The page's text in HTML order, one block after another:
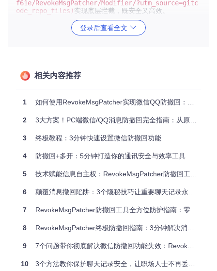
f61e/RevokeMsgPatcher/Modifier/?utm_source=gitc
ode_repo_files)实现底层拦截，既安全又高效。
管理员权限：安装时需要
主流即时通讯软件全版本支持，包括微信、QQ及TIM等，无
图1：RevokeMsgPatcher工具初始界面，显示主要功能区域
启动程序：双击RevokeMsgPatcher.exe，首次运行会自动
图2：RevokeMsgPatcher选择并附加微信进程界面
选择应用：在列表中选择需要处理的程序（如微信），工
具会自动定位安装路径。
登录后查看全文
相关内容推荐
1 如何使用RevokeMsgPatcher实现微信QQ防撤回：零基础配置指南
2 3大方案！PC端微信/QQ消息防撤回完全指南：从原理到实战
3 终极教程：3分钟快速设置微信防撤回功能
4 防撤回+多开：5分钟打造你的通讯安全与效率工具
5 技术赋能信息自主权：RevokeMsgPatcher防撤回工具全解析
6 颠覆消息撤回陷阱：3个隐秘技巧让重要聊天记录永久保存
7 RevokeMsgPatcher防撤回工具全方位防护指南：零基础掌握即时通讯消息保护
8 RevokeMsgPatcher终极防撤回指南：3分钟解决消息丢失痛点，永久保存重要对话
9 7个问题带你彻底解决微信防撤回功能失效：RevokeMsgPatcher技术修复指南
10 3个方法教你保护聊天记录安全，让职场人士不再丢失重要信息